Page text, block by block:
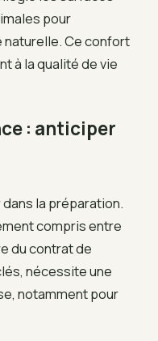
pour
naturelle. Ce confort
à la qualité de vie
: anticiper
dans la préparation.
compris entre
du contrat de
nécessite une
notamment pour